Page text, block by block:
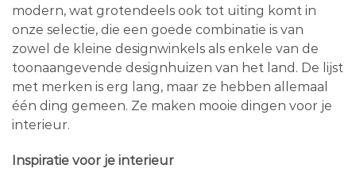
modern, wat grotendeels ook tot uiting komt in
onze selectie, die een goede combinatie is van
zowel de kleine designwinkels als enkele van de
toonaangevende designhuizen van het land. De lijst
met merken is erg lang, maar ze hebben allemaal
één ding gemeen. Ze maken mooie dingen voor je
interieur.
Inspiratie voor je interieur